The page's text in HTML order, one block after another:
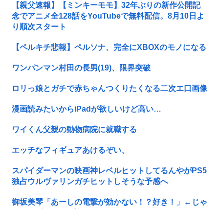
【親父速報】【ミンキーモモ】32年ぶりの新作公開記
念でアニメ全128話をYouTubeで無料配信。8月10日よ
り順次スタート
【ペルキチ悲報】ペルソナ、完全にXBOXのモノになる
ワンパンマン村田の長男(19)、限界突破
ロリっ娘とガチで赤ちゃんつくりたくなる二次エ口画像
漫画読みたいからiPadが欲しいけど高い…
ワイくん父親の動物病院に就職する
エッチなフィギュアあけるぞい、
スパイダーマンの映画神レベルヒットしてるんやがPS5
独占ウルヴァリンガチヒットしそうな予感へ
御坂美琴「あーしの電撃が効かない！？好き！」←じゃ